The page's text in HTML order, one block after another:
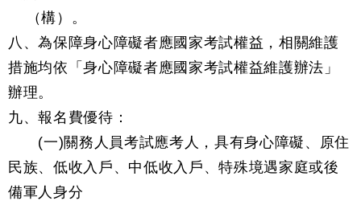
（構）。
八、為保障身心障礙者應國家考試權益，相關維護
措施均依「身心障礙者應國家考試權益維護辦法」
辦理。
九、報名費優待：
(一)關務人員考試應考人，具有身心障礙、原住
民族、低收入戶、中低收入戶、特殊境遇家庭或後
備軍人身分